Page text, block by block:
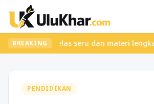
BREAKING
kelas seru dan materi lengkap
PENDIDIKAN